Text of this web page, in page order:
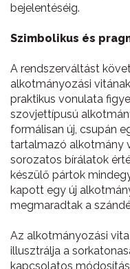
bejelentéséig.
Szimbolikus és
A rendszerváltást
alkotmányozási
praktikus vonulata
szovjettípusú
formálisan új, csupán
tartalmazó alkotmány
sorozatos bírálatok
készülő pártok
kapott egy új
megmaradtak a
Az alkotmányozási
illusztrálja a
kapcsolatos